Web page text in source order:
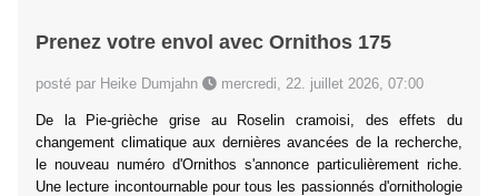
Prenez votre envol avec Ornithos 175
posté par Heike Dumjahn mercredi, 22. juillet 2026, 07:00
De la Pie-grièche grise au Roselin cramoisi, des effets du
changement climatique aux dernières avancées de la recherche,
le nouveau numéro d'Ornithos s'annonce particulièrement riche.
Une lecture incontournable pour tous les passionnés d'ornithologie